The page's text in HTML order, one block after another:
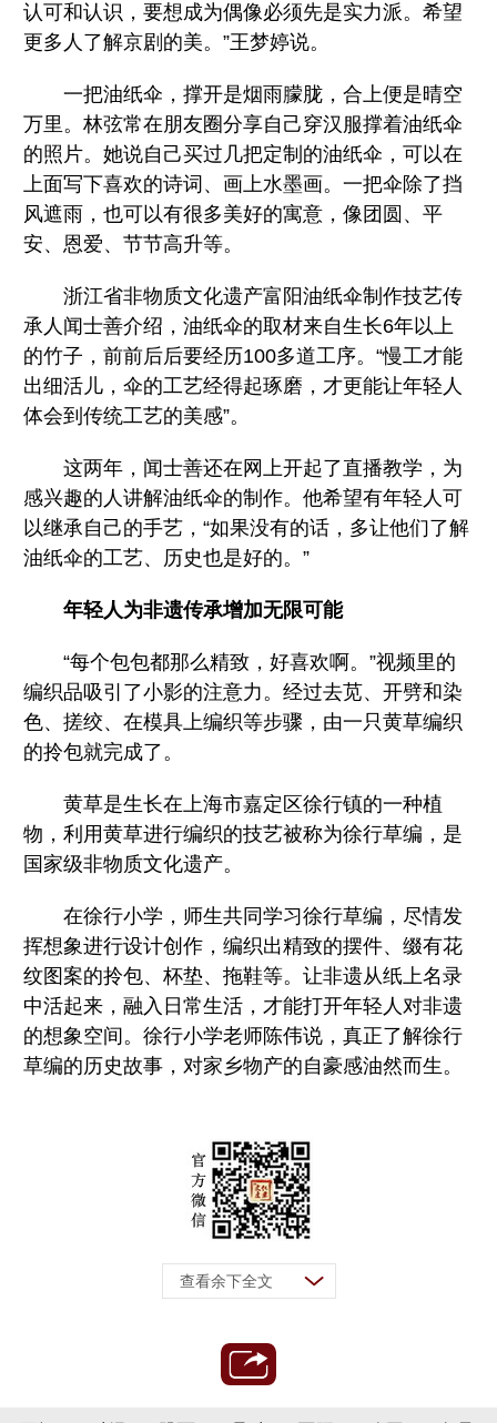
认可和认识，要想成为偶像必须先是实力派。希望
更多人了解京剧的美。”王梦婷说。
一把油纸伞，撑开是烟雨朦胧，合上便是晴空
万里。林弦常在朋友圈分享自己穿汉服撑着油纸伞
的照片。她说自己买过几把定制的油纸伞，可以在
上面写下喜欢的诗词、画上水墨画。一把伞除了挡
风遮雨，也可以有很多美好的寓意，像团圆、平
安、恩爱、节节高升等。
浙江省非物质文化遗产富阳油纸伞制作技艺传
承人闻士善介绍，油纸伞的取材来自生长6年以上
的竹子，前前后后要经历100多道工序。“慢工才能
出细活儿，伞的工艺经得起琢磨，才更能让年轻人
体会到传统工艺的美感”。
这两年，闻士善还在网上开起了直播教学，为
感兴趣的人讲解油纸伞的制作。他希望有年轻人可
以继承自己的手艺，“如果没有的话，多让他们了解
油纸伞的工艺、历史也是好的。”
年轻人为非遗传承增加无限可能
“每个包包都那么精致，好喜欢啊。”视频里的
编织品吸引了小影的注意力。经过去苋、开劈和染
色、搓绞、在模具上编织等步骤，由一只黄草编织
的拎包就完成了。
黄草是生长在上海市嘉定区徐行镇的一种植
物，利用黄草进行编织的技艺被称为徐行草编，是
国家级非物质文化遗产。
在徐行小学，师生共同学习徐行草编，尽情发
挥想象进行设计创作，编织出精致的摆件、缀有花
纹图案的拎包、杯垫、拖鞋等。让非遗从纸上名录
中活起来，融入日常生活，才能打开年轻人对非遗
的想象空间。徐行小学老师陈伟说，真正了解徐行
草编的历史故事，对家乡物产的自豪感油然而生。
查看余下全文